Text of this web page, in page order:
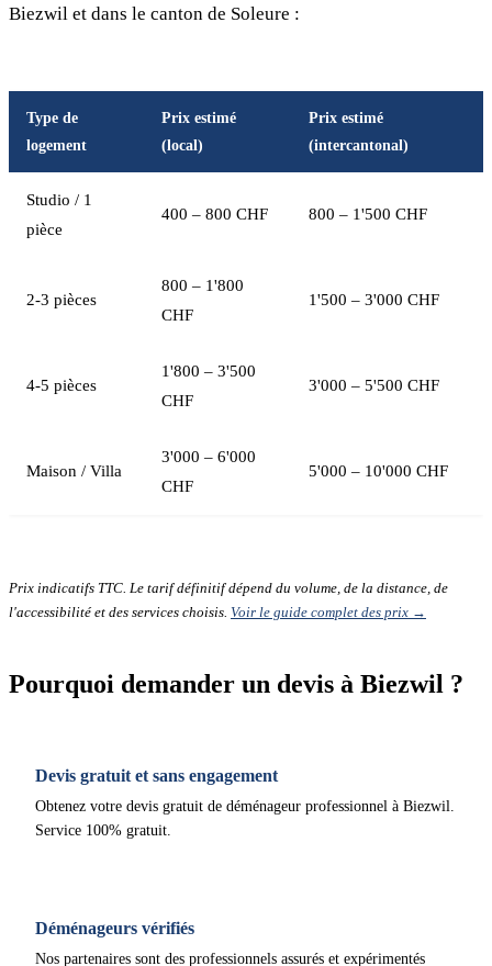
Biezwil et dans le canton de Soleure :
Type de
logement
Prix estimé
(local)
Prix estimé
(intercantonal)
Studio / 1
pièce
400 – 800 CHF 800 – 1'500 CHF
2-3 pièces
800 – 1'800
CHF
1'500 – 3'000 CHF
4-5 pièces
1'800 – 3'500
CHF
3'000 – 5'500 CHF
Maison / Villa
3'000 – 6'000
CHF
5'000 – 10'000 CHF
Prix indicatifs TTC. Le tarif définitif dépend du volume, de la distance, de
l'accessibilité et des services choisis. Voir le guide complet des prix →
Pourquoi demander un devis à Biezwil ?
Devis gratuit et sans engagement
Obtenez votre devis gratuit de déménageur professionnel à Biezwil.
Service 100% gratuit.
Déménageurs vérifiés
Nos partenaires sont des professionnels assurés et expérimentés